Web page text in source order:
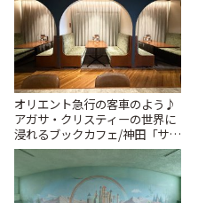
オリエント急行の客車のよう♪
アガサ・クリスティーの世界に
浸れるブックカフェ/神田「サロ
ンクリスティ」 | ことりっぷ